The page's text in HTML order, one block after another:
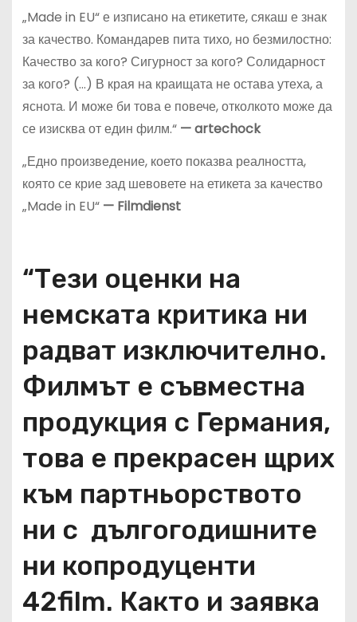
„Made in EU“ е изписано на етикетите, сякаш е знак
за качество. Командарев пита тихо, но безмилостно:
Качество за кого? Сигурност за кого? Солидарност
за кого? (…) В края на краищата не остава утеха, а
яснота. И може би това е повече, отколкото може да
се изисква от един филм.“ — artechock
„Едно произведение, което показва реалността,
която се крие зад шевовете на етикета за качество
„Made in EU“ — Filmdienst
“Тези оценки на
немската критика ни
радват изключително.
Филмът е съвместна
продукция с Германия,
това е прекрасен щрих
към партньорството
ни с дългогодишните
ни копродуценти
42film. Както и заявка